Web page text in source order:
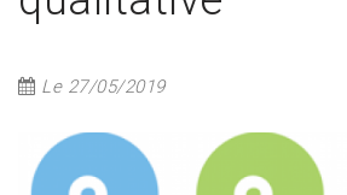
Le 27/05/2019